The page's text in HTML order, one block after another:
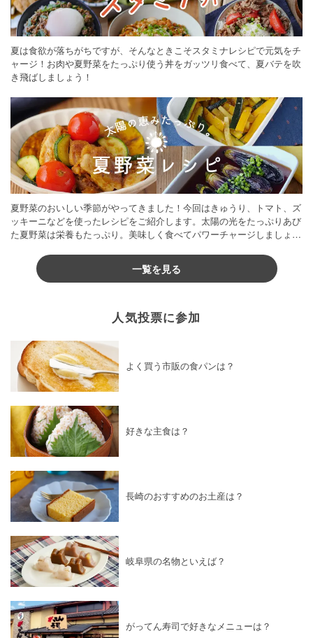
夏は食欲が落ちがちですが、そんなときこそスタミナレシピで元気をチ
ャージ！お肉や夏野菜をたっぷり使う丼をガッツリ食べて、夏バテを吹
き飛ばしましょう！
夏野菜のおいしい季節がやってきました！今回はきゅうり、トマト、ズ
ッキーニなどを使ったレシピをご紹介します。太陽の光をたっぷりあび
た夏野菜は栄養もたっぷり。美味しく食べてパワーチャージしましょう
一覧を見る
人気投票に参加
よく買う市販の食パンは？
好きな主食は？
長崎のおすすめのお土産は？
岐阜県の名物といえば？
がってん寿司で好きなメニューは？